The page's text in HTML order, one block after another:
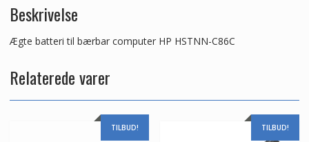
Beskrivelse
Ægte batteri til bærbar computer HP HSTNN-C86C
Relaterede varer
TILBUD! TILBUD!